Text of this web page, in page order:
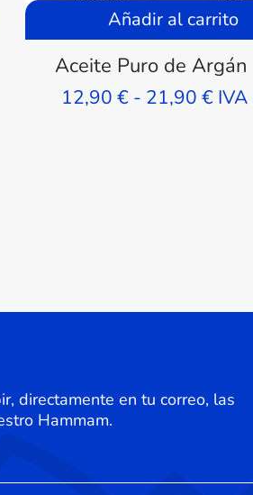
Añadir al carrito
Aceite Puro de Argán
12,90 € - 21,90 € IVA
directamente en tu correo, las
Hammam.